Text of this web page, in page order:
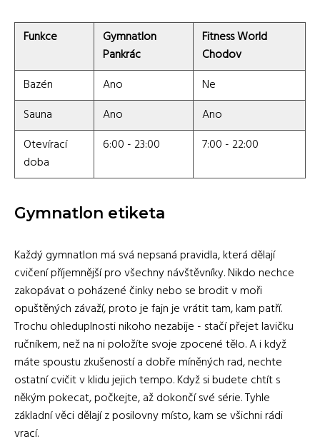
Funkce
Gymnatlon
Pankrác
Fitness World
Chodov
Bazén
Ano
Ne
Sauna
Ano
Ano
Otevírací
doba
6:00 - 23:00 7:00 - 22:00
Gymnatlon etiketa
Každý gymnatlon má svá nepsaná pravidla, která dělají
cvičení příjemnější pro všechny návštěvníky. Nikdo nechce
zakopávat o poházené činky nebo se brodit v moři
opuštěných závaží, proto je fajn je vrátit tam, kam patří.
Trochu ohleduplnosti nikoho nezabije - stačí přejet lavičku
ručníkem, než na ni položíte svoje zpocené tělo. A i když
máte spoustu zkušeností a dobře míněných rad, nechte
ostatní cvičit v klidu jejich tempo. Když si budete chtít s
někým pokecat, počkejte, až dokončí své série. Tyhle
základní věci dělají z posilovny místo, kam se všichni rádi
vrací.